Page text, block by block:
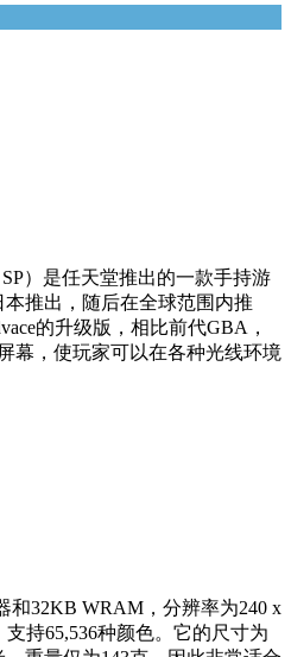
SP）是任天堂推出的一款手持游
本推出，随后在全球范围内推
的升级版，相比前代GBA，
幕，使玩家可以在各种光线环境
和32KB WRAM，分辨率为240 x
持65,536种颜色。它的尺寸为